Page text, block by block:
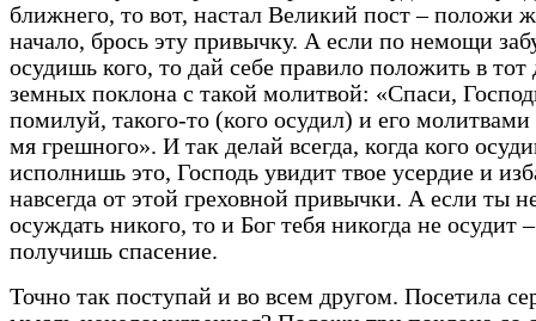
ближнего, то вот, настал Великий пост – положи
начало, брось эту привычку. А если по немощи
осудишь кого, то дай себе правило положить в тот
земных поклона с такой молитвой: «Спаси,
помилуй, такого-то (кого осудил) и его
мя грешного». И так делай всегда, когда кого
исполнишь это, Господь увидит твое усердие и
навсегда от этой греховной привычки. А если ты
осуждать никого, то и Бог тебя никогда не осудит
получишь спасение.
Точно так поступай и во всем другом. Посетила